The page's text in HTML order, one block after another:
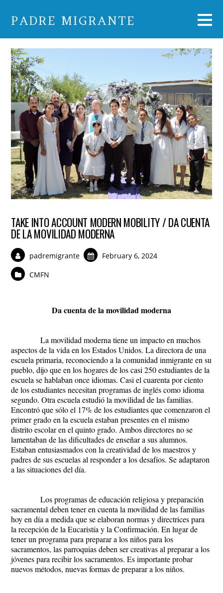
PADRE MIGRANTE
TAKE INTO ACCOUNT MODERN MOBILITY / DA CUENTA
DE LA MOVILIDAD MODERNA
padremigrante February 6, 2024
CMFN
Da cuenta de la movilidad moderna
La movilidad moderna tiene un impacto en muchos
aspectos de la vida en los Estados Unidos. La directora de una
escuela primaria, reconociendo a la comunidad inmigrante en su
pueblo, dijo que en los hogares de los casi 250 estudiantes de la
escuela se hablaban once idiomas. Casi el cuarenta por ciento
de los estudiantes necesitan programas de inglés como idioma
segundo. Otra escuela estudió la movilidad de las familias.
Encontró que sólo el 17% de los estudiantes que comenzaron el
primer grado en la escuela estaban presentes en el mismo
distrito escolar en el quinto grado. Ambos directores no se
lamentaban de las dificultades de enseñar a sus alumnos.
Estaban entusiasmados con la creatividad de los maestros y
padres de sus escuelas al responder a los desafíos. Se adaptaron
a las situaciones del día.
Los programas de educación religiosa y preparación
sacramental deben tener en cuenta la movilidad de las familias
hoy en día a medida que se elaboran normas y directrices para
la recepción de la Eucaristía y la Confirmación. En lugar de
tener un programa para preparar a los niños para los
sacramentos, las parroquias deben ser creativas al preparar a los
jóvenes para recibir los sacramentos. Es importante probar
nuevos métodos, nuevas formas de preparar a los niños.